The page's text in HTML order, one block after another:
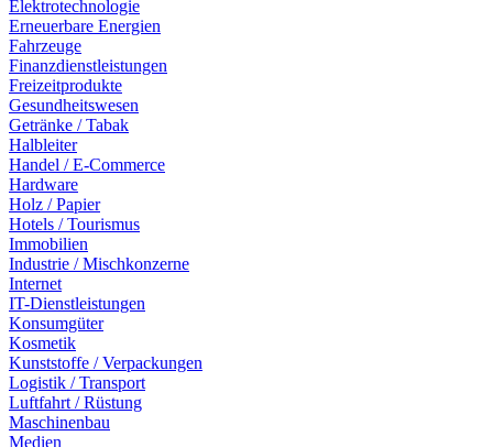
Elektrotechnologie
Erneuerbare Energien
Fahrzeuge
Finanzdienstleistungen
Freizeitprodukte
Gesundheitswesen
Getränke / Tabak
Halbleiter
Handel / E-Commerce
Hardware
Holz / Papier
Hotels / Tourismus
Immobilien
Industrie / Mischkonzerne
Internet
IT-Dienstleistungen
Konsumgüter
Kosmetik
Kunststoffe / Verpackungen
Logistik / Transport
Luftfahrt / Rüstung
Maschinenbau
Medien